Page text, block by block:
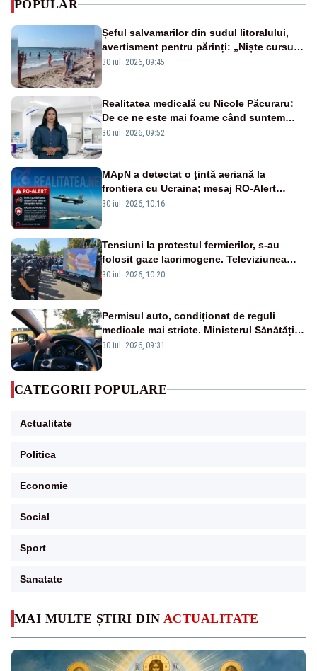
MAI MULTE ȘTIRI DIN ACTUALITATE
POPULAR
Șeful salvamarilor din sudul litoralului,
avertisment pentru părinți: „Niște cursuri
de înot la piscină nu sunt suficiente”
30 iul. 2026, 09:45
Realitatea medicală cu Nicole Păcuraru:
De ce ne este mai foame când suntem
obosiți?
30 iul. 2026, 09:52
MApN a detectat o țintă aeriană la
frontiera cu Ucraina; mesaj RO-Alert
transmis în județul Tulcea
30 iul. 2026, 10:16
Tensiuni la protestul fermierilor, s-au
folosit gaze lacrimogene. Televiziunea
Poporului face apel la calm – LIVE TEXT
30 iul. 2026, 10:20
Permisul auto, condiționat de reguli
medicale mai stricte. Ministerul Sănătății
propune schimbări majore
30 iul. 2026, 09:31
CATEGORII POPULARE
Actualitate
Politica
Economie
Social
Sport
Sanatate